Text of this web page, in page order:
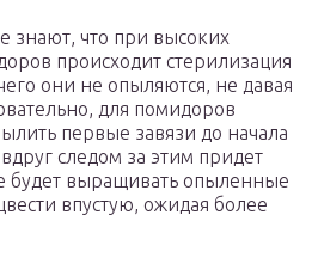
знают, что при высоких
происходит стерилизация
они не опыляются, не давая
для помидоров
первые завязи до начала
следом за этим придет
будет выращивать опыленные
впустую, ожидая более